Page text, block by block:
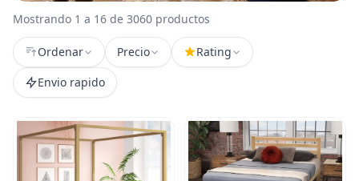
Mostrando 1 a 16 de 3060 productos
Ordenar Precio
Rating
Envio rapido